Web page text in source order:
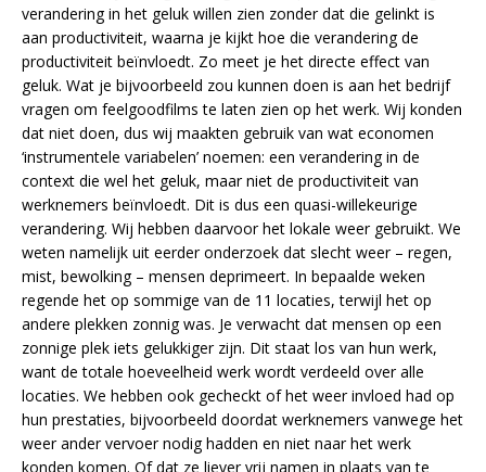
verandering in het geluk willen zien zonder dat die gelinkt is
aan productiviteit, waarna je kijkt hoe die verandering de
productiviteit beïnvloedt. Zo meet je het directe effect van
geluk. Wat je bijvoorbeeld zou kunnen doen is aan het bedrijf
vragen om feelgoodfilms te laten zien op het werk. Wij konden
dat niet doen, dus wij maakten gebruik van wat economen
‘instrumentele variabelen’ noemen: een verandering in de
context die wel het geluk, maar niet de productiviteit van
werknemers beïnvloedt. Dit is dus een quasi-willekeurige
verandering. Wij hebben daarvoor het lokale weer gebruikt. We
weten namelijk uit eerder onderzoek dat slecht weer – regen,
mist, bewolking – mensen deprimeert. In bepaalde weken
regende het op sommige van de 11 locaties, terwijl het op
andere plekken zonnig was. Je verwacht dat mensen op een
zonnige plek iets gelukkiger zijn. Dit staat los van hun werk,
want de totale hoeveelheid werk wordt verdeeld over alle
locaties. We hebben ook gecheckt of het weer invloed had op
hun prestaties, bijvoorbeeld doordat werknemers vanwege het
weer ander vervoer nodig hadden en niet naar het werk
konden komen. Of dat ze liever vrij namen in plaats van te